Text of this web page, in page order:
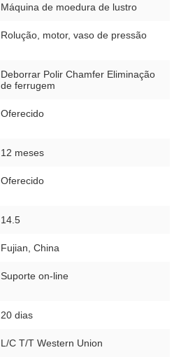
Máquina de moedura de lustro
Rolução, motor, vaso de pressão
Deborrar Polir Chamfer Eliminação
de ferrugem
Oferecido
12 meses
Oferecido
14.5
Fujian, China
Suporte on-line
20 dias
L/C T/T Western Union